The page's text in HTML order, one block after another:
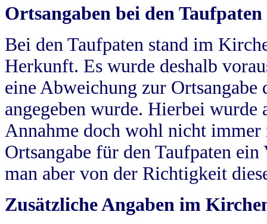
Ortsangaben bei den Taufpaten
Bei den Taufpaten stand im
Herkunft. Es wurde deshalb
eine Abweichung zur
angegeben wurde. Hierbei wurde
Annahme doch wohl nicht
Ortsangabe für den Taufpaten
man aber von der Richtigkeit
Zusätzliche Angaben im